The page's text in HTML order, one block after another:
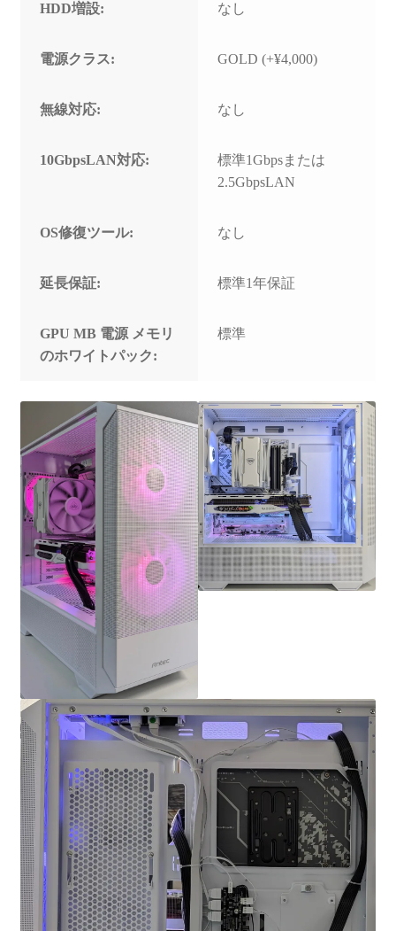
HDD増設: なし
電源クラス: GOLD (+¥4,000)
無線対応: なし
10GbpsLAN対応:
標準1Gbpsまたは
2.5GbpsLAN
OS修復ツール: なし
延長保証: 標準1年保証
GPU MB 電源 メモリ
のホワイトパック:
標準